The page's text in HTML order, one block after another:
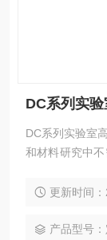
DC系列实
DC系列实验室
和材料研究中
更新时间
产品型号：